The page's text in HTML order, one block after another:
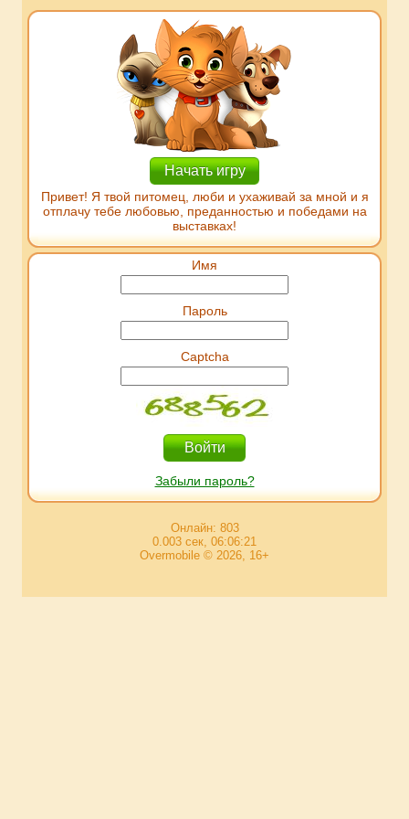
Начать игру
Привет! Я твой питомец, люби и ухаживай за мной и я
отплачу тебе любовью, преданностью и победами на
выставках!
Имя
Пароль
Captcha
Забыли пароль?
Онлайн: 803
0.003 сек, 06:06:21
Overmobile © 2026, 16+